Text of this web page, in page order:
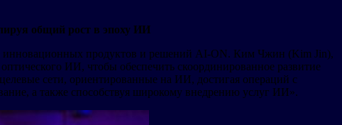
общий рост в эпоху ИИ
инновационных продуктов и решений AI-ON. Ким Чжин (Kim Jin),
ИИ, чтобы обеспечить скоординированное развитие
сети, ориентированные на ИИ, достигая операций с
а также способствуя широкому внедрению услуг ИИ».